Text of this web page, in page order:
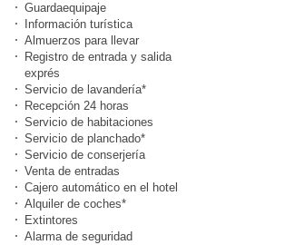
Guardaequipaje
Información turística
Almuerzos para llevar
Registro de entrada y salida
exprés
Servicio de lavandería*
Recepción 24 horas
Servicio de habitaciones
Servicio de planchado*
Servicio de conserjería
Venta de entradas
Cajero automático en el hotel
Alquiler de coches*
Extintores
Alarma de seguridad